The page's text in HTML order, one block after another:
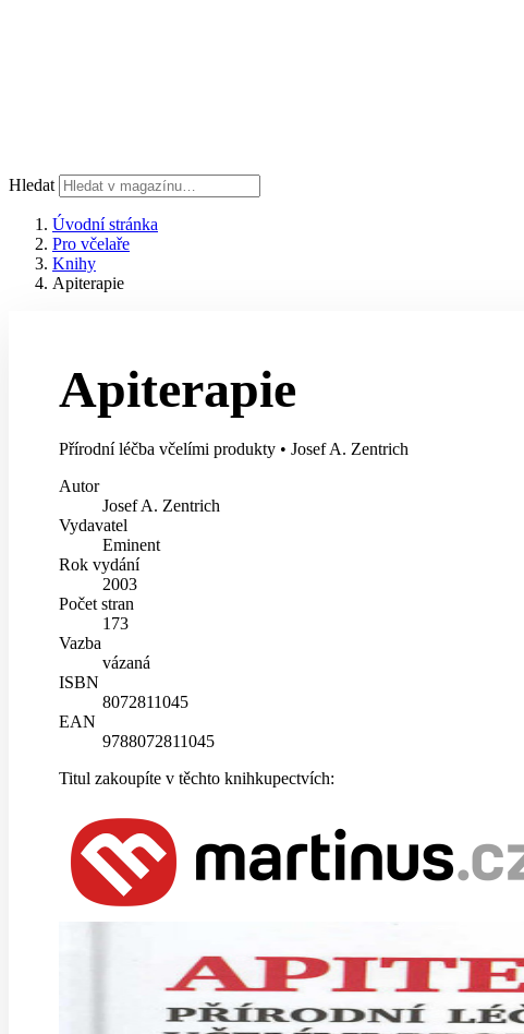
Hledat
Úvodní stránka
Pro včelaře
Knihy
Apiterapie
Apiterapie
Přírodní léčba včelími produkty • Josef A. Zentrich
Autor
Josef A. Zentrich
Vydavatel
Eminent
Rok vydání
2003
Počet stran
173
Vazba
vázaná
ISBN
8072811045
EAN
9788072811045
Titul zakoupíte v těchto knihkupectvích: